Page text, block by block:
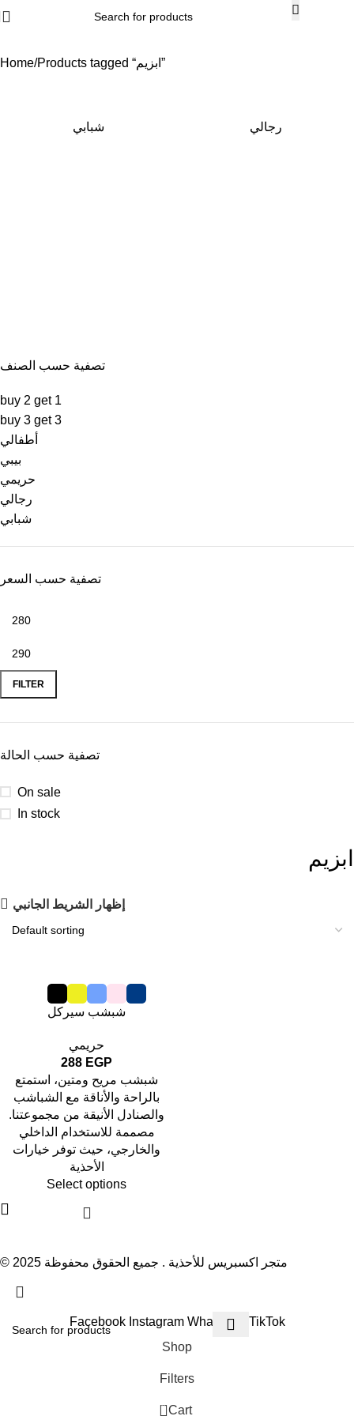
Home Products tagged “ابزيم”
شبابي رجالي
تصفية حسب الصنف
buy 2 get 1
buy 3 get 3
أطفالي
بيبي
حريمي
رجالي
شبابي
تصفية حسب السعر
FILTER
تصفية حسب الحالة
On sale
In stock
ابزيم
إظهار الشريط الجانبي
شبشب سيركل
حريمي
288 EGP
شبشب مريح ومتين، استمتع
بالراحة والأناقة مع الشباشب
والصنادل الأنيقة من مجموعتنا.
مصممة للاستخدام الداخلي
والخارجي، حيث توفر خيارات
الأحذية
Select options
© 2025 متجر اكسبريس للأحذية . جميع الحقوق محفوظة
Facebook Instagram WhatsApp
TikTok
Shop
Filters
0 Cart